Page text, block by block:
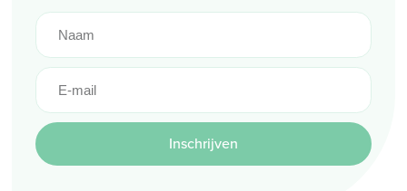
Inschrijven